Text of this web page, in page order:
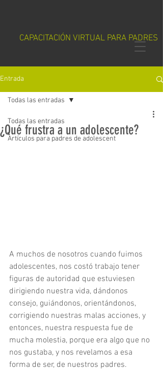
CAPACITACIÓN VIRTUAL PARA PADRES
Entrada
Todas las entradas
Artículos para padres de adolescent
Todas las entradas
¿Qué frustra a un adolescente?
A muchos de nosotros cuando fuimos
adolescentes, nos costó trabajo tener
figuras de autoridad que estuviesen
dirigiendo nuestra vida, dándonos
consejo, guiándonos, orientándonos,
corrigiendo nuestras malas acciones, y
entonces, nuestra respuesta fue de
mucha molestia, porque era algo que no
nos gustaba, y nos revelamos a esa
forma de ser, de nuestros padres.